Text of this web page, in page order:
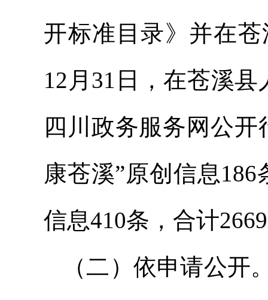
开标准目录》并在
12月31日，在苍溪
四川政务服务网公
康苍溪”原创信息
信息410条，合计
（二）依申请公开